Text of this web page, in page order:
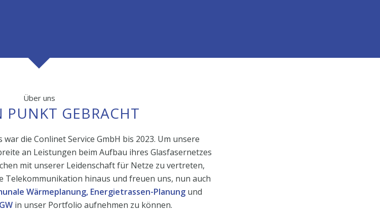
Über uns
PUNKT GEBRACHT
die Conlinet Service GmbH bis 2023. Um unsere
an Leistungen beim Aufbau ihres Glasfasernetzes
mit unserer Leidenschaft für Netze zu vertreten,
Telekommunikation hinaus und freuen uns, nun auch
Wärmeplanung, Energietrassen-Planungund
in unser Portfolio aufnehmen zu können.